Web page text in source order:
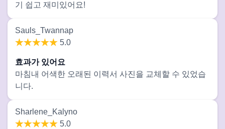
기 쉽고 재미있어요!
Sauls_Twannap
5.0
효과가 있어요
마침내 어색한 오래된 이력서 사진을 교체할 수 있었습
니다.
Sharlene_Kalyno
5.0